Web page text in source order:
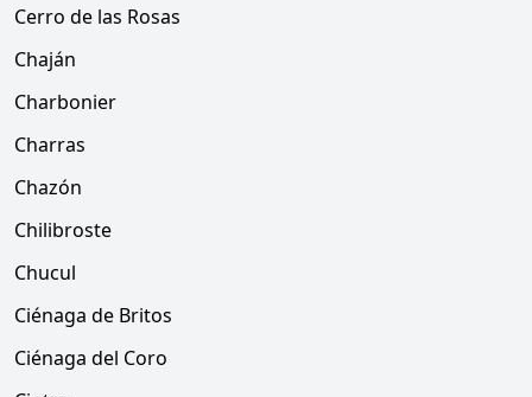
Cerro de las Rosas
Chaján
Charbonier
Charras
Chazón
Chilibroste
Chucul
Ciénaga de Britos
Ciénaga del Coro